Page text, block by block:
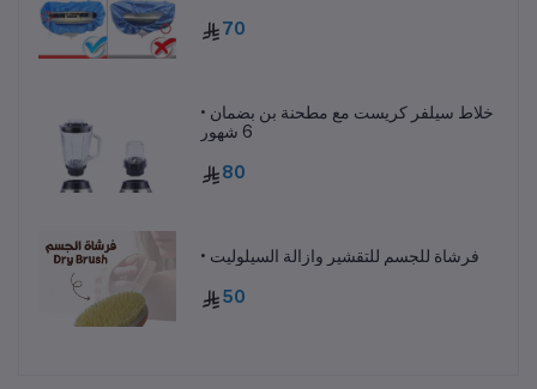
70
• خلاط سيلفر كريست مع مطحنة بن بضمان
6 شهور
80
• فرشاة للجسم للتقشير وازالة السيلوليت
50